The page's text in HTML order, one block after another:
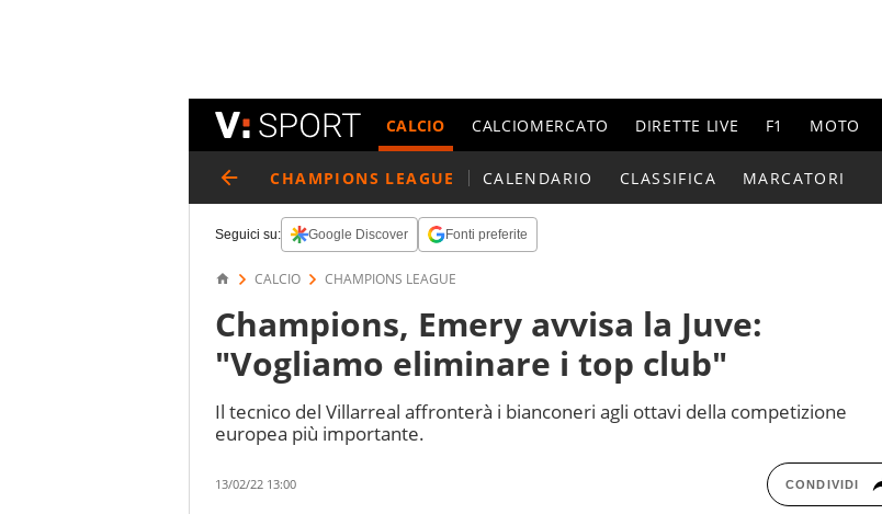
CALCIO CALCIOMERCATO DIRETTE LIVE F1 MOTO
CHAMPIONS LEAGUE CALENDARIO CLASSIFICA MARCATORI
Seguici su: Google Discover Fonti preferite
CALCIO CHAMPIONS LEAGUE
Champions, Emery avvisa la Juve:
"Vogliamo eliminare i top club"
Il tecnico del Villarreal affronterà i bianconeri agli ottavi della competizione
europea più importante.
13/02/22 13:00 CONDIVIDI